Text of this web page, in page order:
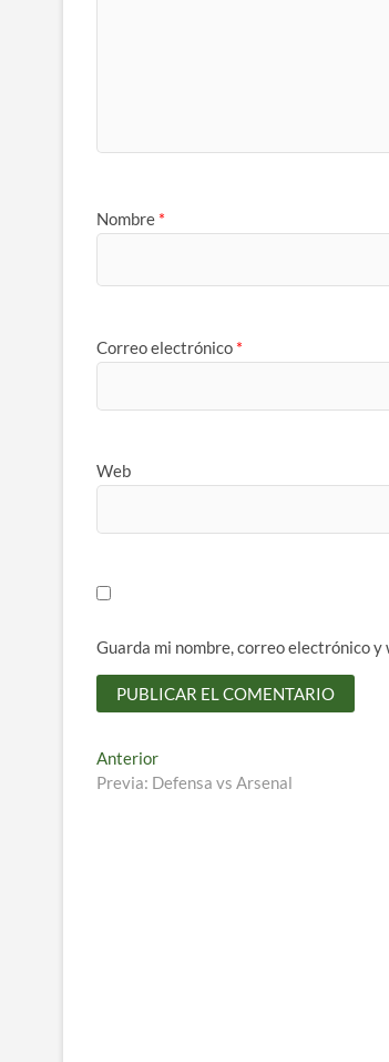
Nombre *
Correo electrónico *
Web
Guarda mi nombre, correo electrónico
Navegación
de
AnteriorEntrada
anterior:
Previa: Defensa vs Arsenal